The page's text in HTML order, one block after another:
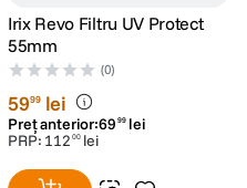
Irix Revo Filtru UV Protect
55mm
(0)
5999 lei
Preț anterior:69 99 lei
PRP: 112 00 lei